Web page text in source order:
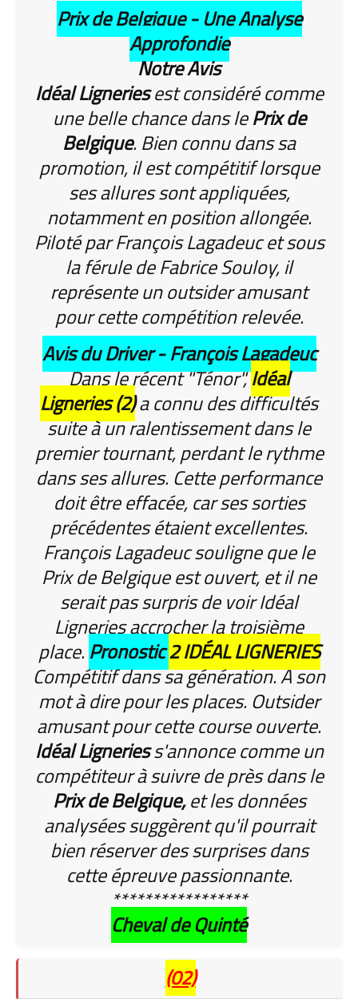
Prix de Belgique - Une Analyse
Approfondie
Notre Avis
Idéal Ligneriesest considéré comme
une belle chance dans lePrix de
Belgique. Bien connu dans sa
promotion, il est compétitif lorsque
ses allures sont appliquées,
notamment en position allongée.
Piloté par François Lagadeuc et sous
la férule de Fabrice Souloy, il
représente un outsider amusant
pour cette compétition relevée.
Avis du Driver - François Lagadeuc
Dans le récent "Ténor",Idéal
Ligneries (2)a connu des difficultés
suite à un ralentissement dans le
premier tournant, perdant le rythme
dans ses allures. Cette performance
doit être effacée, car ses sorties
précédentes étaient excellentes.
François Lagadeuc souligne que le
Prix de Belgique est ouvert, et il ne
serait pas surpris de voir Idéal
Ligneries accrocher la troisième
place.Pronostic2 IDÉAL LIGNERIES
Compétitif dans sa génération. A son
mot à dire pour les places. Outsider
amusant pour cette course ouverte.
Idéal Ligneriess'annonce comme un
compétiteur à suivre de près dans le
Prix de Belgique,et les données
analysées suggèrent qu'il pourrait
bien réserver des surprises dans
cette épreuve passionnante.
*****************
Cheval de Quinté
(02)